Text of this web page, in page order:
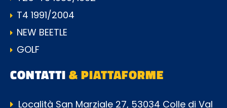
T4 1991/2004
NEW BEETLE
GOLF
CONTATTI& PIATTAFORME
Località San Marziale 27, 53034 Colle di Val